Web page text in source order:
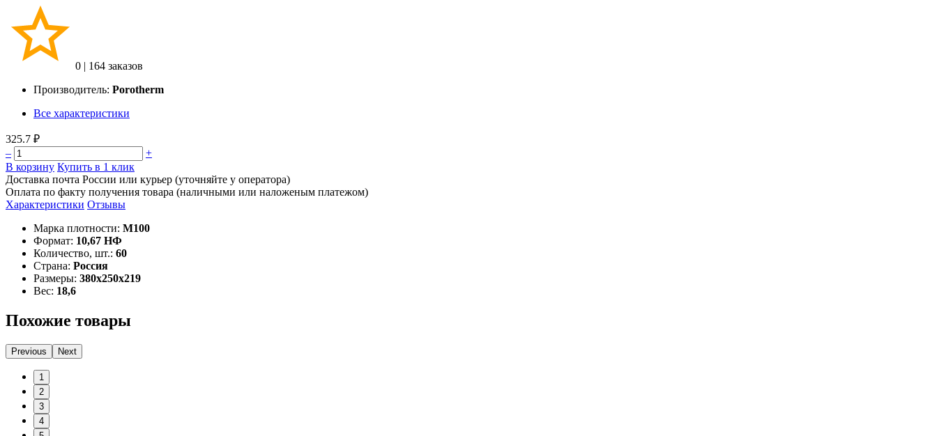
0 | 164 заказов
Производитель: Porotherm
Все характеристики
325.7 ₽
–
+
В корзину Купить в 1 клик
Доставка почта России или курьер (уточняйте у оператора)
Оплата по факту получения товара (наличными или наложеным платежом)
Характеристики Отзывы
Марка плотности: М100
Формат: 10,67 НФ
Количество, шт.: 60
Страна: Россия
Размеры: 380х250х219
Вес: 18,6
Похожие товары
Previous Next
1
2
3
4